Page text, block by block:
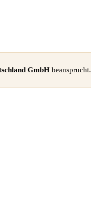
GmbH beansprucht.